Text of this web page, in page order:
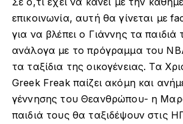
επικοινωνία, αυτή θα γίνεται με
για να βλέπει ο Γιάννης τα παιδιά
ανάλογα με το πρόγραμμα του
τα ταξίδια της οικογένειας. Τα
Greek Freak παίζει ακόμη και
γέννησης του Θεανθρώπου- η
παιδιά τους θα ταξιδέψουν στις